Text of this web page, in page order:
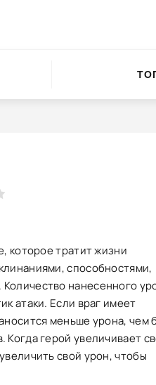
которое тратит жизни
способностями,
нанесенного
атаки. Если враг имеет
меньше урона, чем
герой увеличивает
свой урон, чтобы